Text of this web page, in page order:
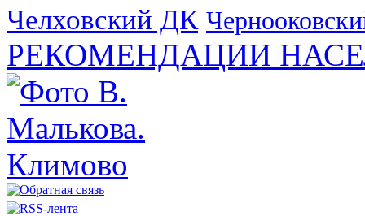
Челховский ДК
РЕКОМЕНДАЦИИ